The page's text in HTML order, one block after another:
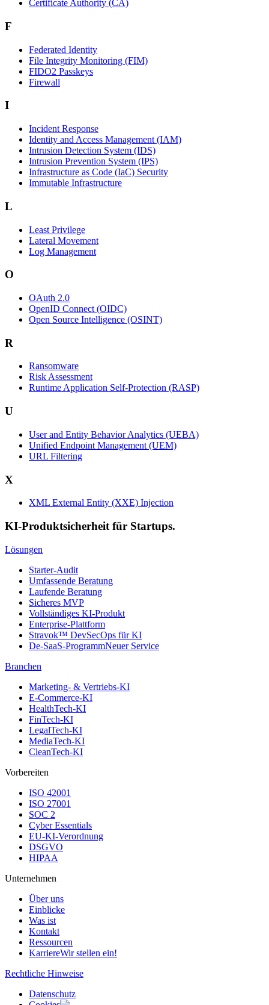
Certificate Authority (CA)
F
Federated Identity
File Integrity Monitoring (FIM)
FIDO2 Passkeys
Firewall
I
Incident Response
Identity and Access Management (IAM)
Intrusion Detection System (IDS)
Intrusion Prevention System (IPS)
Infrastructure as Code (IaC) Security
Immutable Infrastructure
L
Least Privilege
Lateral Movement
Log Management
O
OAuth 2.0
OpenID Connect (OIDC)
Open Source Intelligence (OSINT)
R
Ransomware
Risk Assessment
Runtime Application Self-Protection (RASP)
U
User and Entity Behavior Analytics (UEBA)
Unified Endpoint Management (UEM)
URL Filtering
X
XML External Entity (XXE) Injection
KI-Produktsicherheit für Startups.
Lösungen
Starter-Audit
Umfassende Beratung
Laufende Beratung
Sicheres MVP
Vollständiges KI-Produkt
Enterprise-Plattform
Stravok™ DevSecOps für KI
De-SaaS-ProgrammNeuer Service
Branchen
Marketing- & Vertriebs-KI
E-Commerce-KI
HealthTech-KI
FinTech-KI
LegalTech-KI
MediaTech-KI
CleanTech-KI
Vorbereiten
ISO 42001
ISO 27001
SOC 2
Cyber Essentials
EU-KI-Verordnung
DSGVO
HIPAA
Unternehmen
Über uns
Einblicke
Was ist
Kontakt
Ressourcen
KarriereWir stellen ein!
Rechtliche Hinweise
Datenschutz